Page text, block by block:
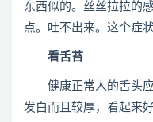
东西似的。丝丝拉拉的
点。吐不出来。这个症
看舌苔
健康正常人的舌头应
发白而且较厚，看起来